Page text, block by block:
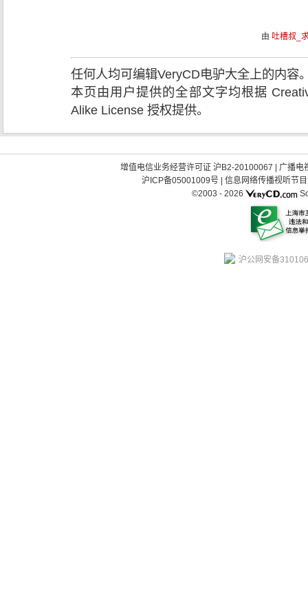
由 吐槽叔_
任何人均可编辑VeryCD电驴大全上的内容
本页由用户提供的全部文字均根据
Alike License 授权提供。
增值电信业务经营许可证 沪B2-20100067
广播电
沪ICP备05001009号| 信息网络传播视听节
©2003 - 2026
沪公网安备